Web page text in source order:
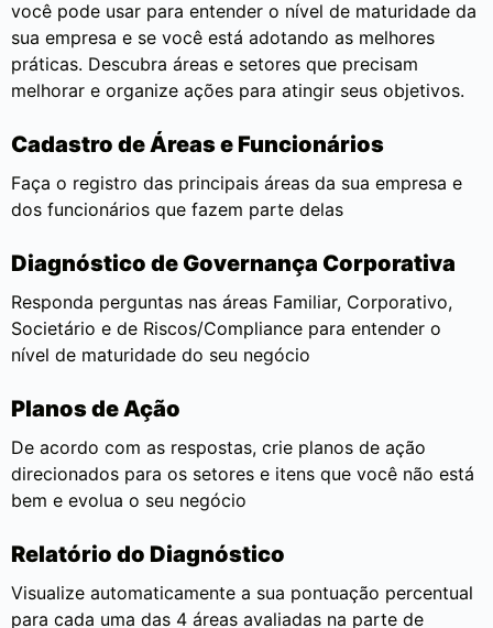
você pode usar para entender o nível de maturidade da
sua empresa e se você está adotando as melhores
práticas. Descubra áreas e setores que precisam
melhorar e organize ações para atingir seus objetivos.
Cadastro de Áreas e Funcionários
Faça o registro das principais áreas da sua empresa e
dos funcionários que fazem parte delas
Diagnóstico de Governança Corporativa
Responda perguntas nas áreas Familiar, Corporativo,
Societário e de Riscos/Compliance para entender o
nível de maturidade do seu negócio
Planos de Ação
De acordo com as respostas, crie planos de ação
direcionados para os setores e itens que você não está
bem e evolua o seu negócio
Relatório do Diagnóstico
Visualize automaticamente a sua pontuação percentual
para cada uma das 4 áreas avaliadas na parte de